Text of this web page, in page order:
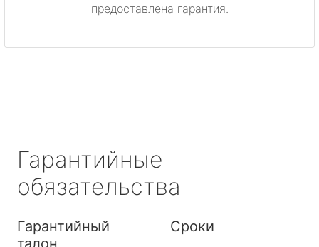
предоставлена гарантия.
Гарантийные
обязательства
Гарантийный
талон
Сроки